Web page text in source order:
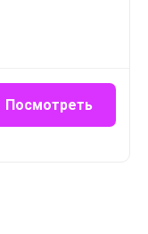
Посмотреть